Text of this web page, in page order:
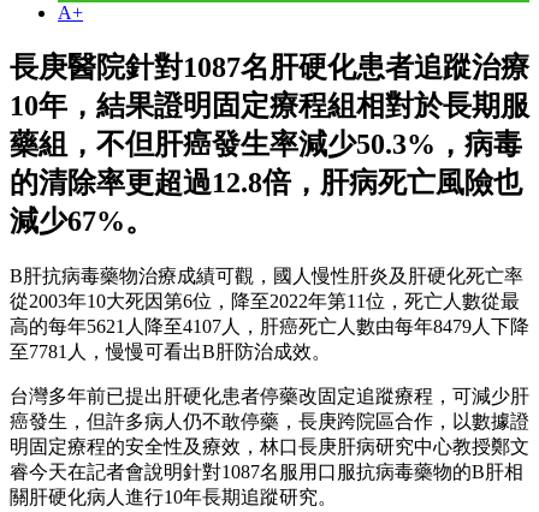
A+
長庚醫院針對1087名肝硬化患者追蹤治療
10年，結果證明固定療程組相對於長期服
藥組，不但肝癌發生率減少50.3%，病毒
的清除率更超過12.8倍，肝病死亡風險也
減少67%。
B肝抗病毒藥物治療成績可觀，國人慢性肝炎及肝硬化死亡率
從2003年10大死因第6位，降至2022年第11位，死亡人數從最
高的每年5621人降至4107人，肝癌死亡人數由每年8479人下降
至7781人，慢慢可看出B肝防治成效。
台灣多年前已提出肝硬化患者停藥改固定追蹤療程，可減少肝
癌發生，但許多病人仍不敢停藥，長庚跨院區合作，以數據證
明固定療程的安全性及療效，林口長庚肝病研究中心教授鄭文
睿今天在記者會說明針對1087名服用口服抗病毒藥物的B肝相
關肝硬化病人進行10年長期追蹤研究。